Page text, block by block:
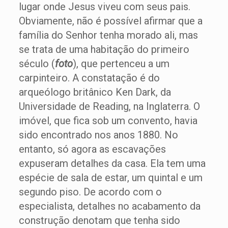
lugar onde Jesus viveu com seus pais.
Obviamente, não é possível afirmar que a
família do Senhor tenha morado ali, mas
se trata de uma habitação do primeiro
século (foto), que pertenceu a um
carpinteiro. A constatação é do
arqueólogo britânico Ken Dark, da
Universidade de Reading, na Inglaterra. O
imóvel, que fica sob um convento, havia
sido encontrado nos anos 1880. No
entanto, só agora as escavações
expuseram detalhes da casa. Ela tem uma
espécie de sala de estar, um quintal e um
segundo piso. De acordo com o
especialista, detalhes no acabamento da
construção denotam que tenha sido